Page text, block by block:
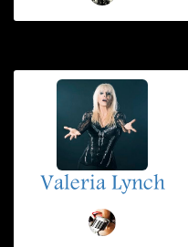
Valeria Lynch